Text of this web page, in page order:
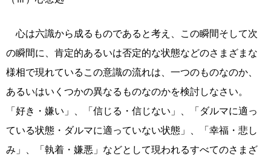
心は六識から成るものであると考え、この瞬間そして次
の瞬間に、肯定的あるいは否定的な状態などのさまざまな
様相で現れているこの意識の流れは、一つのものなのか、
あるいはいくつかの異なるものなのかを検討しなさい。
「好き・嫌い」、「信じる・信じない」、「ダルマに適っ
ている状態・ダルマに適っていない状態」、「幸福・悲し
み」、「執着・嫌悪」などとして現われるすべてのさまざ